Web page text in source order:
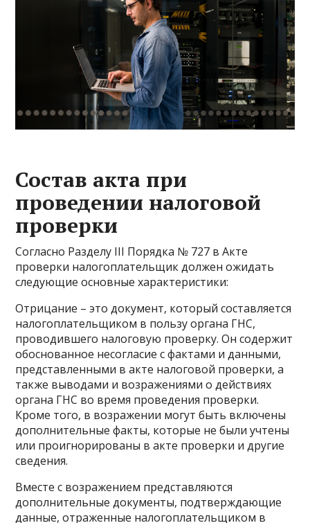
Состав акта при
проведении налоговой
проверки
Согласно Разделу III Порядка № 727 в Акте
проверки налогоплательщик должен ожидать
следующие основные характеристики:
Отрицание – это документ, который составляется
налогоплательщиком в пользу органа ГНС,
проводившего налоговую проверку. Он содержит
обоснованное несогласие с фактами и данными,
представленными в акте налоговой проверки, а
также выводами и возражениями о действиях
органа ГНС во время проведения проверки.
Кроме того, в возражении могут быть включены
дополнительные факты, которые не были учтены
или проигнорированы в акте проверки и другие
сведения.
Вместе с возражением представляются
дополнительные документы, подтверждающие
данные, отраженные налогоплательщиком в